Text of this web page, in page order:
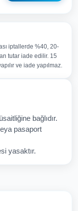
Gönder
iptallerde %40, 20-
tutar iade edilir. 15
ve iade yapılmaz.
bağlıdır.
pasaport
yasaktır.